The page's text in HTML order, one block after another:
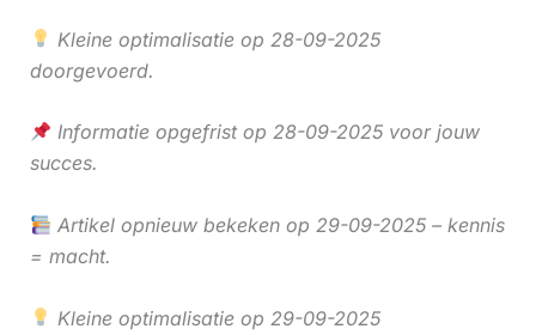
Kleine optimalisatie op 28-09-2025
doorgevoerd.
Informatie opgefrist op 28-09-2025 voor jouw
succes.
Artikel opnieuw bekeken op 29-09-2025 – kennis
= macht.
Kleine optimalisatie op 29-09-2025